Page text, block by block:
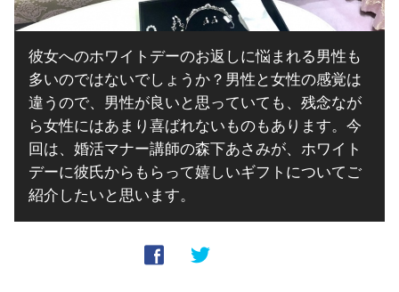
彼女へのホワイトデーのお返しに悩まれる男性も
多いのではないでしょうか？男性と女性の感覚は
違うので、男性が良いと思っていても、残念なが
ら女性にはあまり喜ばれないものもあります。今
回は、婚活マナー講師の森下あさみが、ホワイト
デーに彼氏からもらって嬉しいギフトについてご
紹介したいと思います。